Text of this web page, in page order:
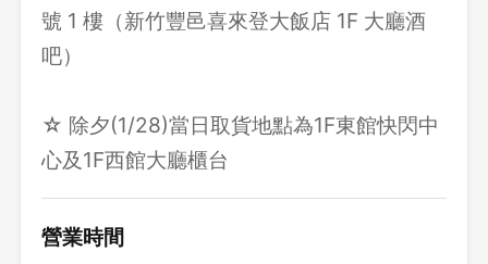
號 1 樓（新竹豐邑喜來登大飯店 1F 大廳酒
吧）
☆ 除夕(1/28)當日取貨地點為1F東館快閃中
心及1F西館大廳櫃台
營業時間
登出